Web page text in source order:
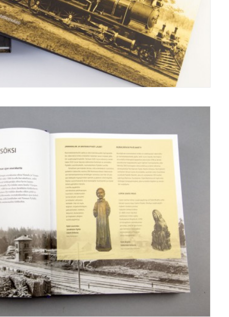
Kirjat/books,Grafiikka/Graphics
Kirjat/books,Grafiikka/Graphics